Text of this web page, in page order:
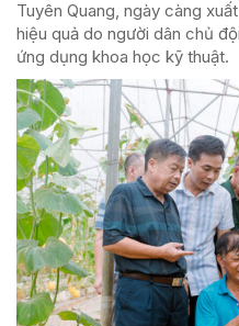
Tuyên Quang, ngày càng
hiệu quả do người dân chủ
ứng dụng khoa học kỹ thuật.